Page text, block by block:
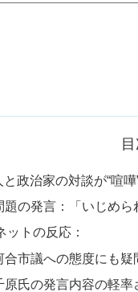
と政治家の対談が“喧
題の発言：「いじめ
ットの反応：
合市議への態度にも
原氏の発言内容の軽率